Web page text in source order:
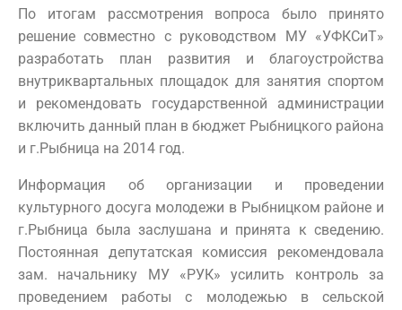
По итогам рассмотрения вопроса было принято
решение совместно с руководством МУ «УФКСиТ»
разработать план развития и благоустройства
внутриквартальных площадок для занятия спортом
и рекомендовать государственной администрации
включить данный план в бюджет Рыбницкого района
и г.Рыбница на 2014 год.
Информация об организации и проведении
культурного досуга молодежи в Рыбницком районе и
г.Рыбница была заслушана и принята к сведению.
Постоянная депутатская комиссия рекомендовала
зам. начальнику МУ «РУК» усилить контроль за
проведением работы с молодежью в сельской